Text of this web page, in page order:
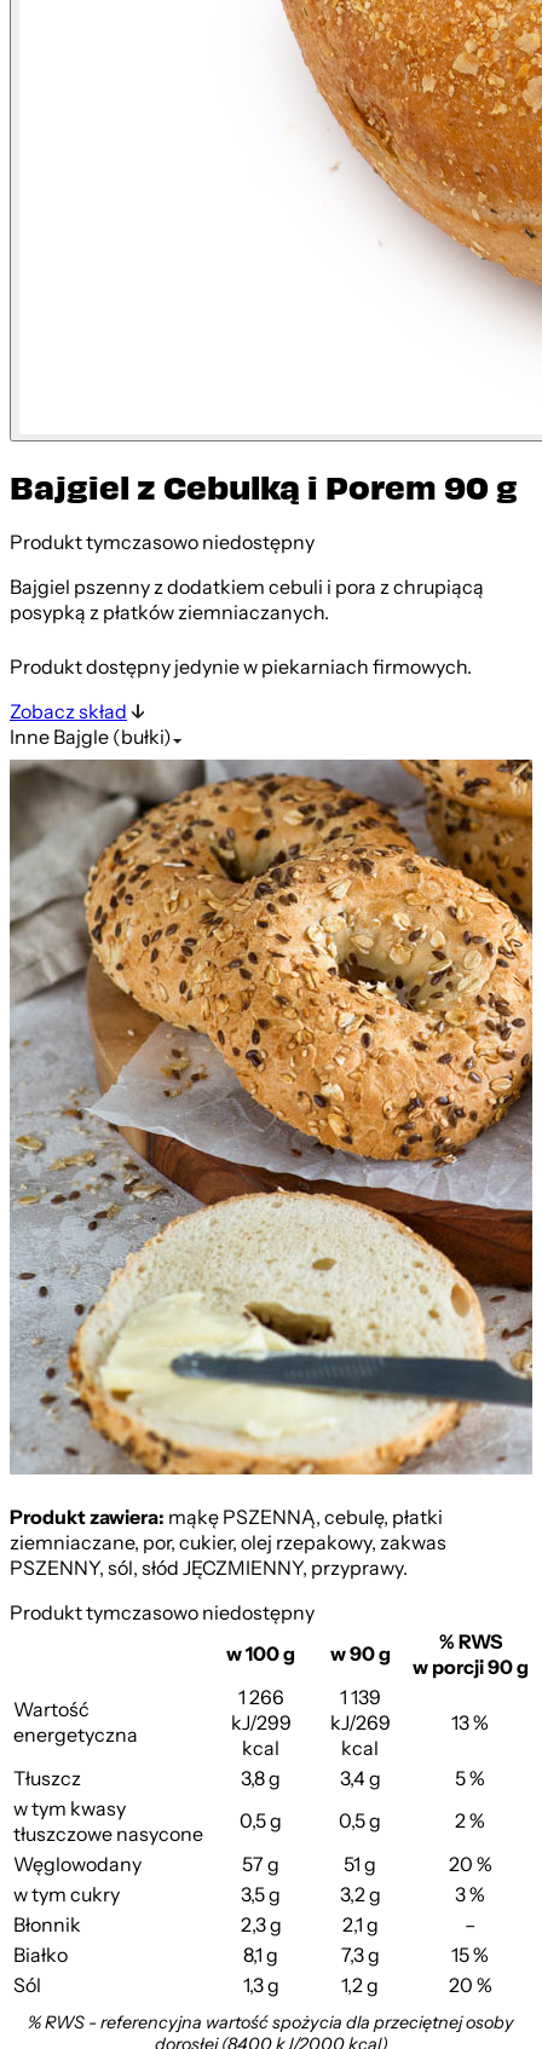
Bajgiel z Cebulką i Porem 90 g
Produkt tymczasowo niedostępny
Bajgiel pszenny z dodatkiem cebuli i pora z chrupiącą
posypką z płatków ziemniaczanych.
Produkt dostępny jedynie w piekarniach firmowych.
Zobacz skład
InneBajgle (bułki)
Produkt zawiera: mąkę PSZENNĄ, cebulę, płatki
ziemniaczane, por, cukier, olej rzepakowy, zakwas
PSZENNY, sól, słód JĘCZMIENNY, przyprawy.
Produkt tymczasowo niedostępny
w 100 g
w 90 g
% RWS
w porcji 90 g
Wartość
energetyczna
1 266
kJ/299
kcal
1 139
kJ/269
kcal
13 %
Tłuszcz 3,8 g 3,4 g
5 %
w tym kwasy
tłuszczowe nasycone
0,5 g 0,5 g
2 %
Węglowodany
57 g 51 g
20 %
w tym cukry
3,5 g 3,2 g
3 %
Błonnik
2,3 g 2,1 g
–
Białko
8,1 g 7,3 g
15 %
Sól
1,3 g 1,2 g 20 %
% RWS - referencyjna wartość spożycia dla przeciętnej osoby
dorosłej (8400 kJ/2000 kcal)